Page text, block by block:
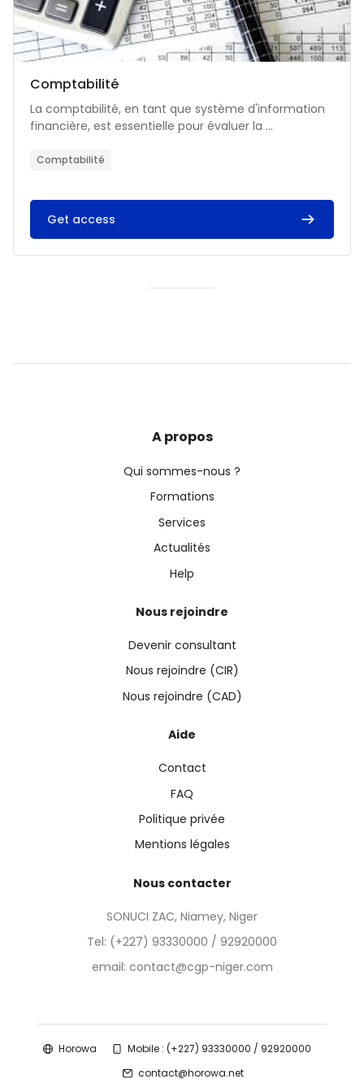
Catégorie de cours
Nom du cours
Comptabilité
Résumé du cours :
La comptabilité, en tant que système d'information
financière, est essentielle pour évaluer la ...
Comptabilité
Get access
A propos
Qui sommes-nous ?
Formations
Services
Actualités
Help
Nous rejoindre
Devenir consultant
Nous rejoindre (CIR)
Nous rejoindre (CAD)
Aide
Contact
FAQ
Politique privée
Mentions légales
Nous contacter
SONUCI ZAC, Niamey, Niger
Tel: (+227) 93330000 / 92920000
email: contact@cgp-niger.com
Horowa
Mobile : (+227) 93330000 / 92920000
contact@horowa.net